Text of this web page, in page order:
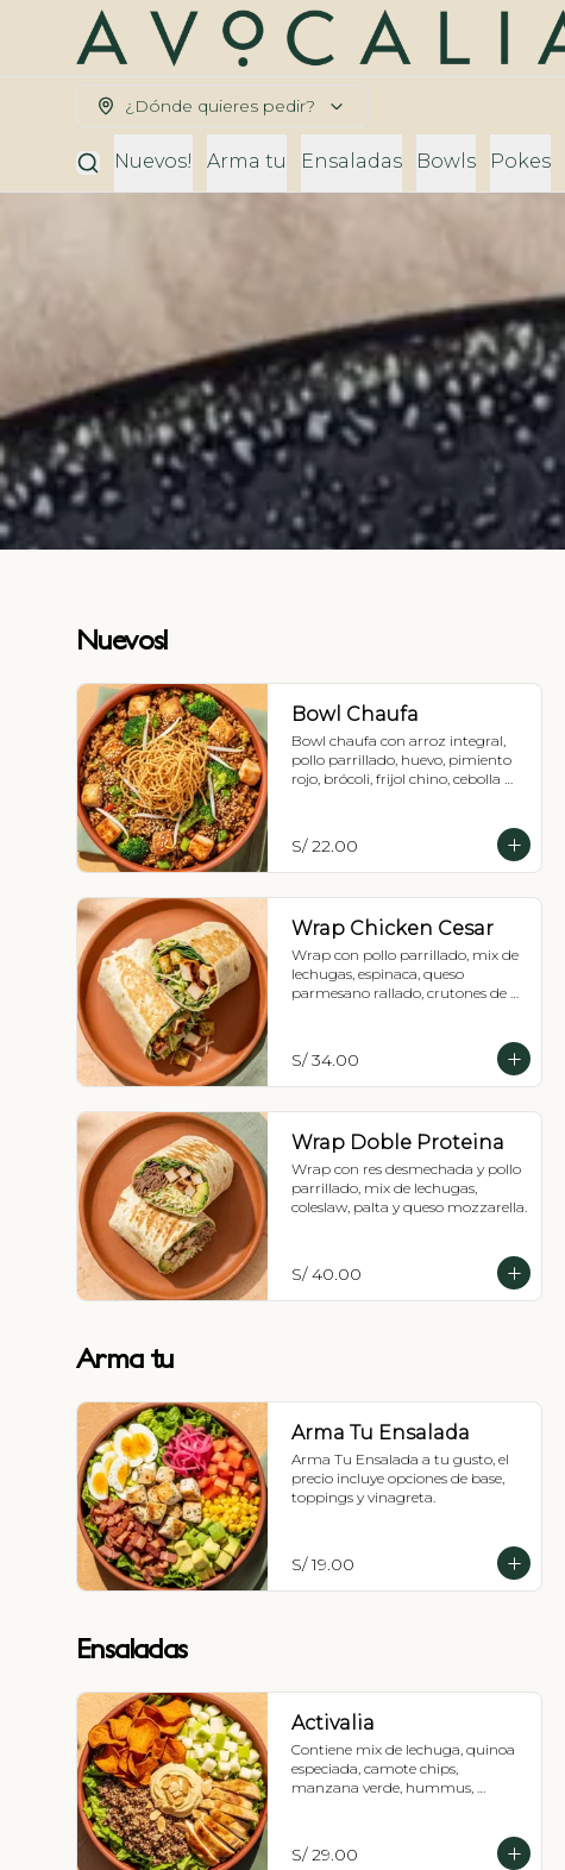
¿Dónde quieres pedir?
Nuevos! Arma tu Ensaladas Bowls Pokes
Nuevos!
Bowl Chaufa
Bowl chaufa con arroz integral,
pollo parrillado, huevo, pimiento
rojo, brócoli, frijol chino, cebolla
S/ 22.00
Wrap Chicken Cesar
Wrap con pollo parrillado, mix de
lechugas, espinaca, queso
parmesano rallado, crutones de
S/ 34.00
Wrap Doble Proteina
Wrap con res desmechada y pollo
parrillado, mix de lechugas,
coleslaw, palta y queso mozzarella.
S/ 40.00
Arma tu
Arma Tu Ensalada
Arma Tu Ensalada a tu gusto, el
precio incluye opciones de base,
toppings y vinagreta.
S/ 19.00
Ensaladas
Activalia
Contiene mix de lechuga, quinoa
especiada, camote chips,
manzana verde, hummus,
S/ 29.00